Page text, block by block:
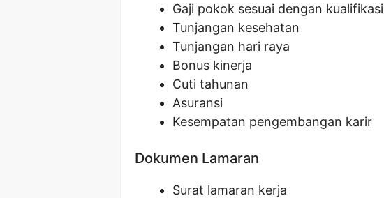
Gaji pokok sesuai dengan kualifikasi
Tunjangan kesehatan
Tunjangan hari raya
Bonus kinerja
Cuti tahunan
Asuransi
Kesempatan pengembangan karir
Dokumen Lamaran
Surat lamaran kerja